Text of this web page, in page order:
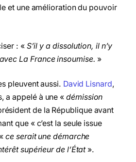
et une amélioration du pouvoir
: « S’il y a dissolution, il n’y
La France insoumise. »
pleuvent aussi. David Lisnard,
a appelé à une «démission
de la République avant
que « c’est la seule issue
ce serait une démarche
supérieur de l’État».